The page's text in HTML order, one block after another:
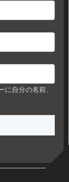
自分の名前、